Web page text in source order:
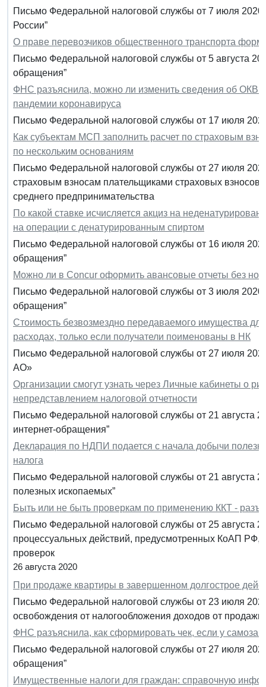
Письмо Федеральной налоговой службы от 7 июля
России”
О праве перевозчиков общественного транспорта
Письмо Федеральной налоговой службы от 5 августа
обращения”
ФНС разъяснила, можно ли изменить сведения об
пандемии коронавируса
Письмо Федеральной налоговой службы от 17 июля
Как субъектам МСП заполнить расчет по страховым
по нескольким основаниям
Письмо Федеральной налоговой службы от 27 июля
страховым взносам плательщиками страховых
среднего предпринимательства
По какой ставке исчисляется акциз на
на операции с денатурированным спиртом
Письмо Федеральной налоговой службы от 16 июля
обращения”
Можно ли в Concur оформить авансовые отчеты без
Письмо Федеральной налоговой службы от 3 июля
обращения”
Стоимость безвозмездно передаваемого имущества
расходах, только если получатели поименованы в НК
Письмо Федеральной налоговой службы от 27 июля
АО»
Организации смогут узнать через Личные кабинеты о
непредставлением налоговой отчетности
Письмо Федеральной налоговой службы от 21 августа
интернет-обращения”
Декларация по НДПИ подается с начала добычи
налога
Письмо Федеральной налоговой службы от 21 августа
полезных ископаемых”
Быть или не быть проверкам по применению ККТ -
Письмо Федеральной налоговой службы от 25 августа
процессуальных действий, предусмотренных КоАП РФ,
проверок
26 августа 2020
При продаже квартиры в завершенном долгострое
Письмо Федеральной налоговой службы от 23 июля
освобождения от налогообложения доходов от
ФНС разъяснила, как сформировать чек, если у
Письмо Федеральной налоговой службы от 27 июля
обращения”
Имущественные налоги для граждан: справочную